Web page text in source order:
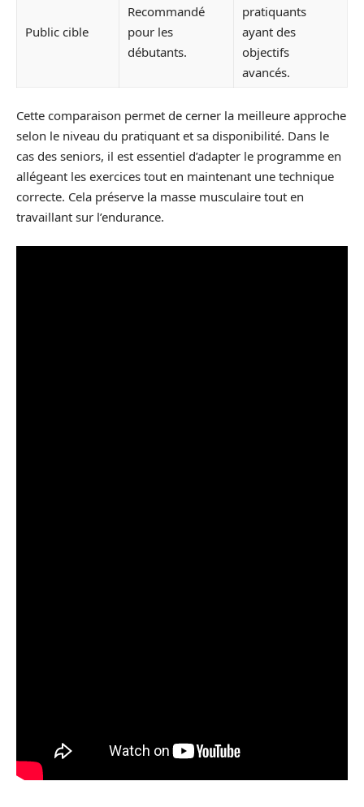
Public cible
Recommandé
pour les
débutants.
pratiquants
ayant des
objectifs
avancés.
Cette comparaison permet de cerner la meilleure approche
selon le niveau du pratiquant et sa disponibilité. Dans le
cas des seniors, il est essentiel d’adapter le programme en
allégeant les exercices tout en maintenant une technique
correcte. Cela préserve la masse musculaire tout en
travaillant sur l’endurance.